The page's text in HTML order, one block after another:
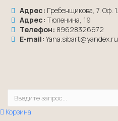
Адрес: Гребенщикова, 7. Оф. 1.
Адрес: Тюленина, 19
Телефон: 89628326972
E-mail: Yana.sibart@yandex.ru
Корзина